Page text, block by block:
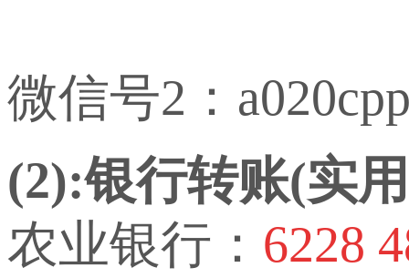
微信号2：
(2):银行转账(实
农业银行： 6228